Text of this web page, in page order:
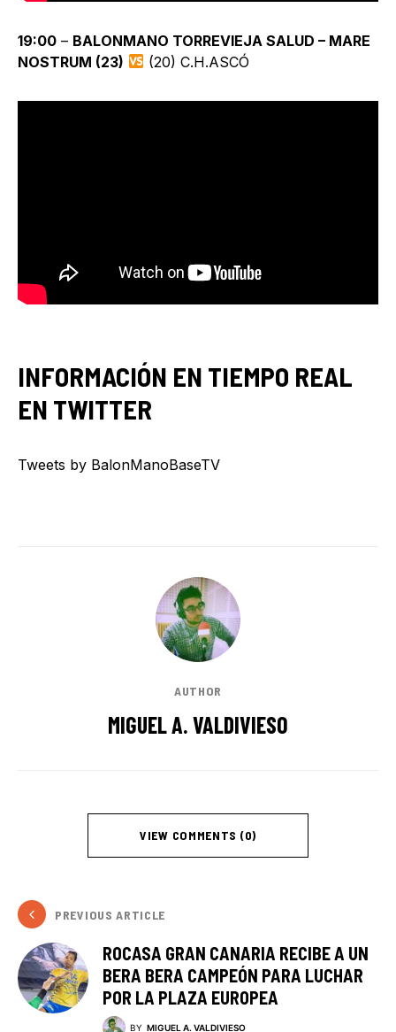
19:00 – BALONMANO TORREVIEJA SALUD – MARE
NOSTRUM (23)
(20) C.H.ASCÓ
INFORMACIÓN EN TIEMPO REAL
EN TWITTER
Tweets by BalonManoBaseTV
AUTHOR
MIGUEL A. VALDIVIESO
VIEW COMMENTS (0)
PREVIOUS ARTICLE
ROCASA GRAN CANARIA RECIBE A UN
BERA BERA CAMPEÓN PARA LUCHAR
POR LA PLAZA EUROPEA
BY MIGUEL A. VALDIVIESO